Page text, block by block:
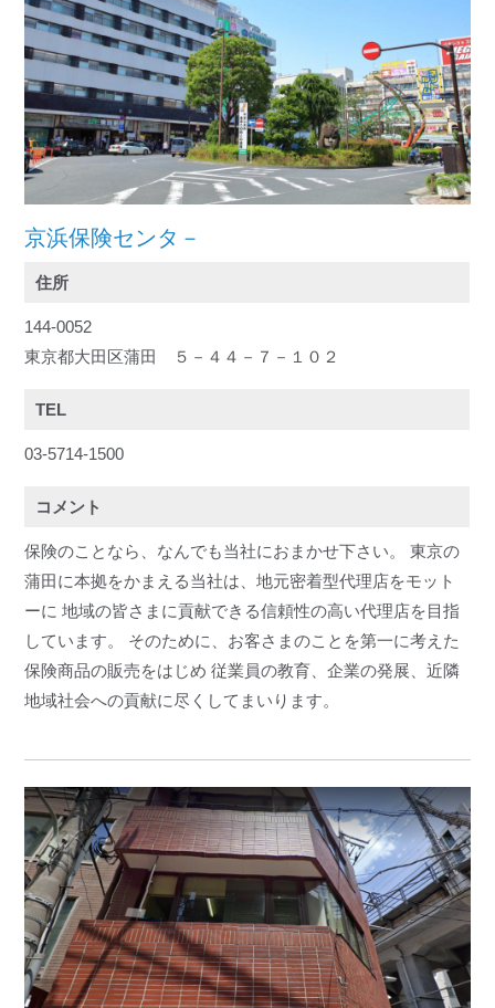
京浜保険センタ－
住所
144-0052
東京都大田区蒲田 ５－４４－７－１０２
TEL
03-5714-1500
コメント
保険のことなら、なんでも当社におまかせ下さい。 東京の
蒲田に本拠をかまえる当社は、地元密着型代理店をモット
ーに 地域の皆さまに貢献できる信頼性の高い代理店を目指
しています。 そのために、お客さまのことを第一に考えた
保険商品の販売をはじめ 従業員の教育、企業の発展、近隣
地域社会への貢献に尽くしてまいります。